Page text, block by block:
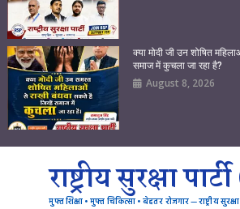
क्या मोदी जी उन शोषित
समाज में कुचला जा रहा है?
August 8, 2026
राष्ट्रीय सुरक्षा
मुफ्त शिक्षा • मुफ्त चिकित्सा • बेहतर रोजगार — राष्ट्रीय